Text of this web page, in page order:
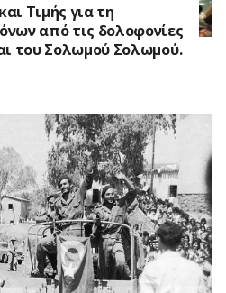
Τιμής για τη
από τις δολοφονίες
του Σολωμού Σολωμού.